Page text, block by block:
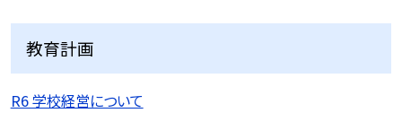
教育計画
R6 学校経営について